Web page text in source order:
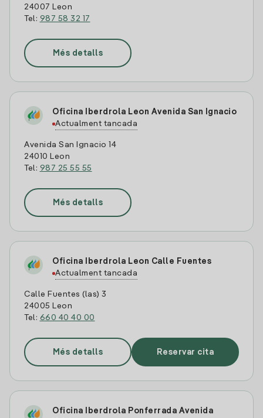
24007 Leon
Tel: 987 58 32 17
Més detalls
Oficina Iberdrola Leon Avenida San Ignacio
Actualment tancada
Avenida San Ignacio 14
24010 Leon
Tel: 987 25 55 55
Més detalls
Oficina Iberdrola Leon Calle Fuentes
Actualment tancada
Calle Fuentes (las) 3
24005 Leon
Tel: 660 40 40 00
Més detalls Reservar cita
Oficina Iberdrola Ponferrada Avenida